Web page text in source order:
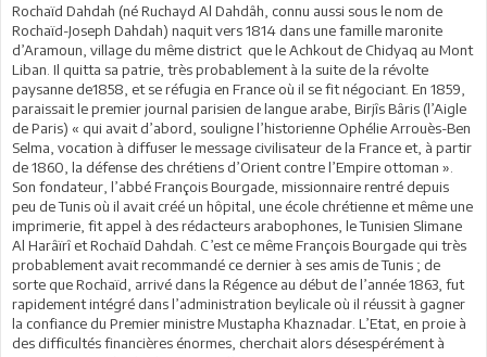
Rochaïd Dahdah (né Ruchayd Al Dahdâh, connu aussi sous le nom de
Rochaïd-Joseph Dahdah) naquit vers 1814 dans une famille maronite
d’Aramoun, village du même district que le Achkout de Chidyaq au Mont
Liban. Il quitta sa patrie, très probablement à la suite de la révolte
paysanne de1858, et se réfugia en France où il se fit négociant. En 1859,
paraissait le premier journal parisien de langue arabe, Birjîs Bâris (l’Aigle
de Paris) « qui avait d’abord, souligne l’historienne Ophélie Arrouès-Ben
Selma, vocation à diffuser le message civilisateur de la France et, à partir
de 1860, la défense des chrétiens d’Orient contre l’Empire ottoman ».
Son fondateur, l’abbé François Bourgade, missionnaire rentré depuis
peu de Tunis où il avait créé un hôpital, une école chrétienne et même une
imprimerie, fit appel à des rédacteurs arabophones, le Tunisien Slimane
Al Harâïrî et Rochaïd Dahdah. C’est ce même François Bourgade qui très
probablement avait recommandé ce dernier à ses amis de Tunis ; de
sorte que Rochaïd, arrivé dans la Régence au début de l’année 1863, fut
rapidement intégré dans l’administration beylicale où il réussit à gagner
la confiance du Premier ministre Mustapha Khaznadar. L’Etat, en proie à
des difficultés financières énormes, cherchait alors désespérément à